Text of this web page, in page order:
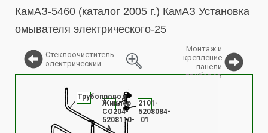
КамАЗ-5460 (каталог 2005 г.) КамАЗ Установка
омывателя электрического-25
Стеклоочиститель
электрический
Монтаж и
крепление
панели
приборов
Жиклер
СО204-
5208110-
А
2101-
5208084-
01
Трубопровод